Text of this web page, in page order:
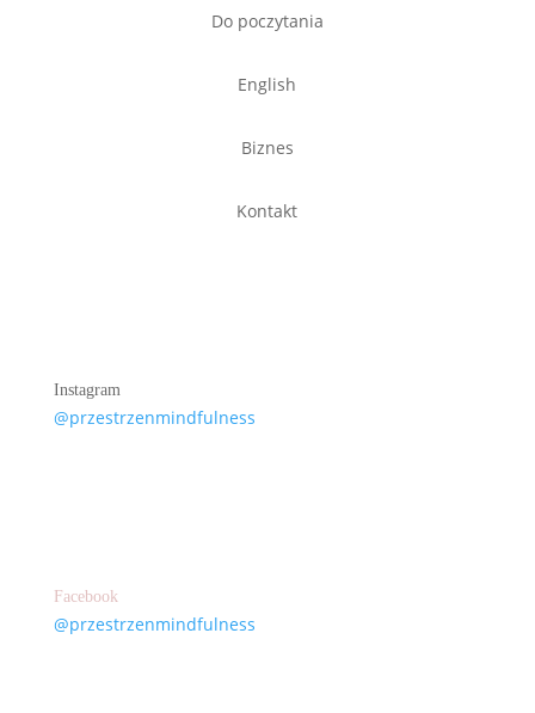
Do poczytania
English
Biznes
Kontakt
Instagram
@przestrzenmindfulness
Facebook
@przestrzenmindfulness